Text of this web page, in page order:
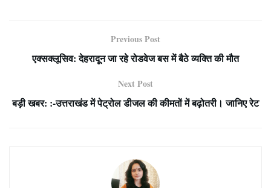
Previous Post
एक्सक्लूसिव: देहरादून जा रहे रोडवेज बस में बैठे व्यक्ति की मौत
Next Post
बड़ी खबर: :-उत्तराखंड में पेट्रोल डीजल की कीमतों में बढ़ोतरी। जानिए रेट